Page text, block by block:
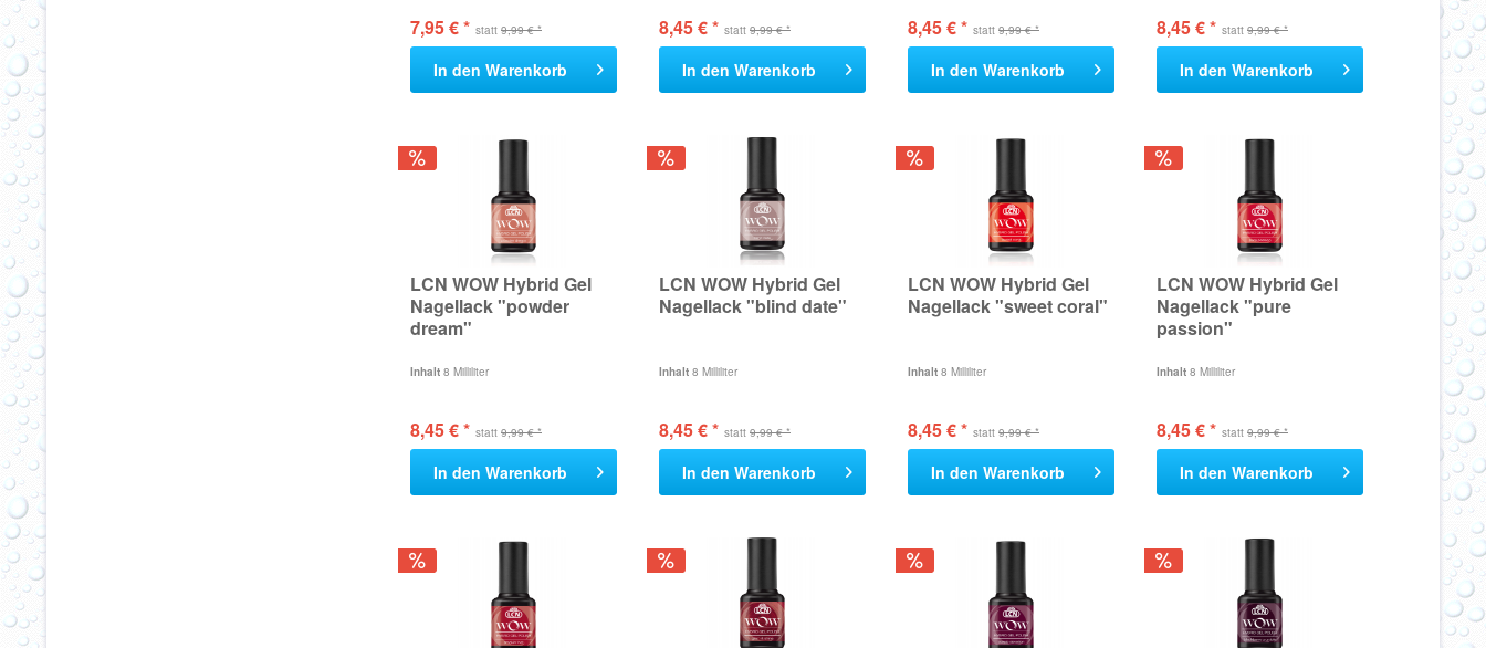
statt 9,99 € *
7,95 € *
In den Warenkorb
statt 9,99 € *
8,45 € *
In den Warenkorb
statt 9,99 € *
8,45 € *
In den Warenkorb
statt 9,99 € *
8,45 € *
In den Warenkorb
LCN WOW Hybrid Gel
Nagellack "powder
dream"
Inhalt 8 Milliliter
statt 9,99 € *
8,45 € *
In den Warenkorb
LCN WOW Hybrid Gel
Nagellack "blind date"
Inhalt 8 Milliliter
statt 9,99 € *
8,45 € *
In den Warenkorb
LCN WOW Hybrid Gel
Nagellack "sweet coral"
Inhalt 8 Milliliter
statt 9,99 € *
8,45 € *
In den Warenkorb
LCN WOW Hybrid Gel
Nagellack "pure
passion"
Inhalt 8 Milliliter
statt 9,99 € *
8,45 € *
In den Warenkorb